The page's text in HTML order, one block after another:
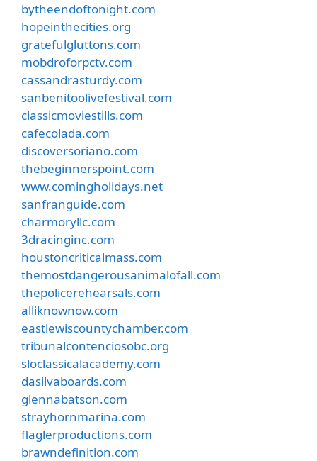
bytheendoftonight.com
hopeinthecities.org
gratefulgluttons.com
mobdroforpctv.com
cassandrasturdy.com
sanbenitoolivefestival.com
classicmoviestills.com
cafecolada.com
discoversoriano.com
thebeginnerspoint.com
www.comingholidays.net
sanfranguide.com
charmoryllc.com
3dracinginc.com
houstoncriticalmass.com
themostdangerousanimalofall.com
thepolicerehearsals.com
alliknownow.com
eastlewiscountychamber.com
tribunalcontenciosobc.org
sloclassicalacademy.com
dasilvaboards.com
glennabatson.com
strayhornmarina.com
flaglerproductions.com
brawndefinition.com